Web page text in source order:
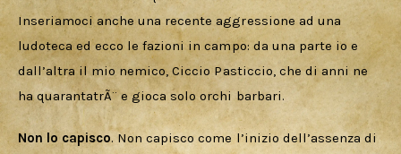
Inseriamoci anche una recente aggressione ad una
ludoteca ed ecco le fazioni in campo: da una parte io e
dall’altra il mio nemico, Ciccio Pasticcio, che di anni ne
ha quarantatrÃ¨ e gioca solo orchi barbari.
Non lo capisco. Non capisco come l’inizio dell’assenza di